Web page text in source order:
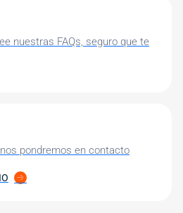
nuestras FAQs, seguro que te
pondremos en contacto